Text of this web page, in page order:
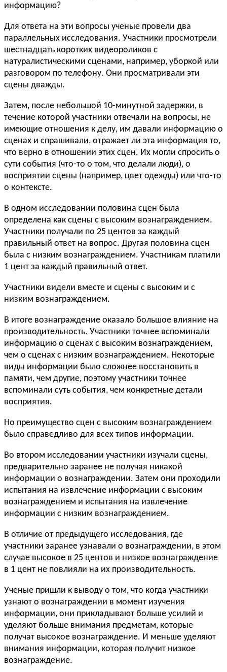
информацию?
Для ответа на эти вопросы ученые провели два
параллельных исследования. Участники просмотрели
шестнадцать коротких видеороликов с
натуралистическими сценами, например, уборкой или
разговором по телефону. Они просматривали эти
сцены дважды.
Затем, после небольшой 10-минутной задержки, в
течение которой участники отвечали на вопросы, не
имеющие отношения к делу, им давали информацию о
сценах и спрашивали, отражает ли эта информация то,
что верно в отношении этих сцен. Их могли спросить о
сути события (что-то о том, что делали люди), о
восприятии сцены (например, цвет одежды) или что-то
о контексте.
В одном исследовании половина сцен была
определена как сцены с высоким вознаграждением.
Участники получали по 25 центов за каждый
правильный ответ на вопрос. Другая половина сцен
была с низким вознаграждением. Участникам платили
1 цент за каждый правильный ответ.
Участники видели вместе и сцены с высоким и с
низким вознаграждением.
В итоге вознаграждение оказало большое влияние на
производительность. Участники точнее вспоминали
информацию о сценах с высоким вознаграждением,
чем о сценах с низким вознаграждением. Некоторые
виды информации было сложнее восстановить в
памяти, чем другие, поэтому участники точнее
вспоминали суть события, чем конкретные детали
восприятия.
Но преимущество сцен с высоким вознаграждением
было справедливо для всех типов информации.
Во втором исследовании участники изучали сцены,
предварительно заранее не получая никакой
информации о вознаграждении. Затем они проходили
испытания на извлечение информации с высоким
вознаграждением и испытания на извлечение
информации с низким вознаграждением.
В отличие от предыдущего исследования, где
участники заранее узнавали о вознаграждении, в этом
случае высокое в 25 центов и низкое вознаграждение
в 1 цент не повлияли на их производительность.
Ученые пришли к выводу о том, что когда участники
узнают о вознаграждении в момент изучения
информации, они прикладывают больше усилий и
уделяют больше внимания предметам, которые
получат высокое вознаграждение. И меньше уделяют
внимания информации, которая получит низкое
вознаграждение.